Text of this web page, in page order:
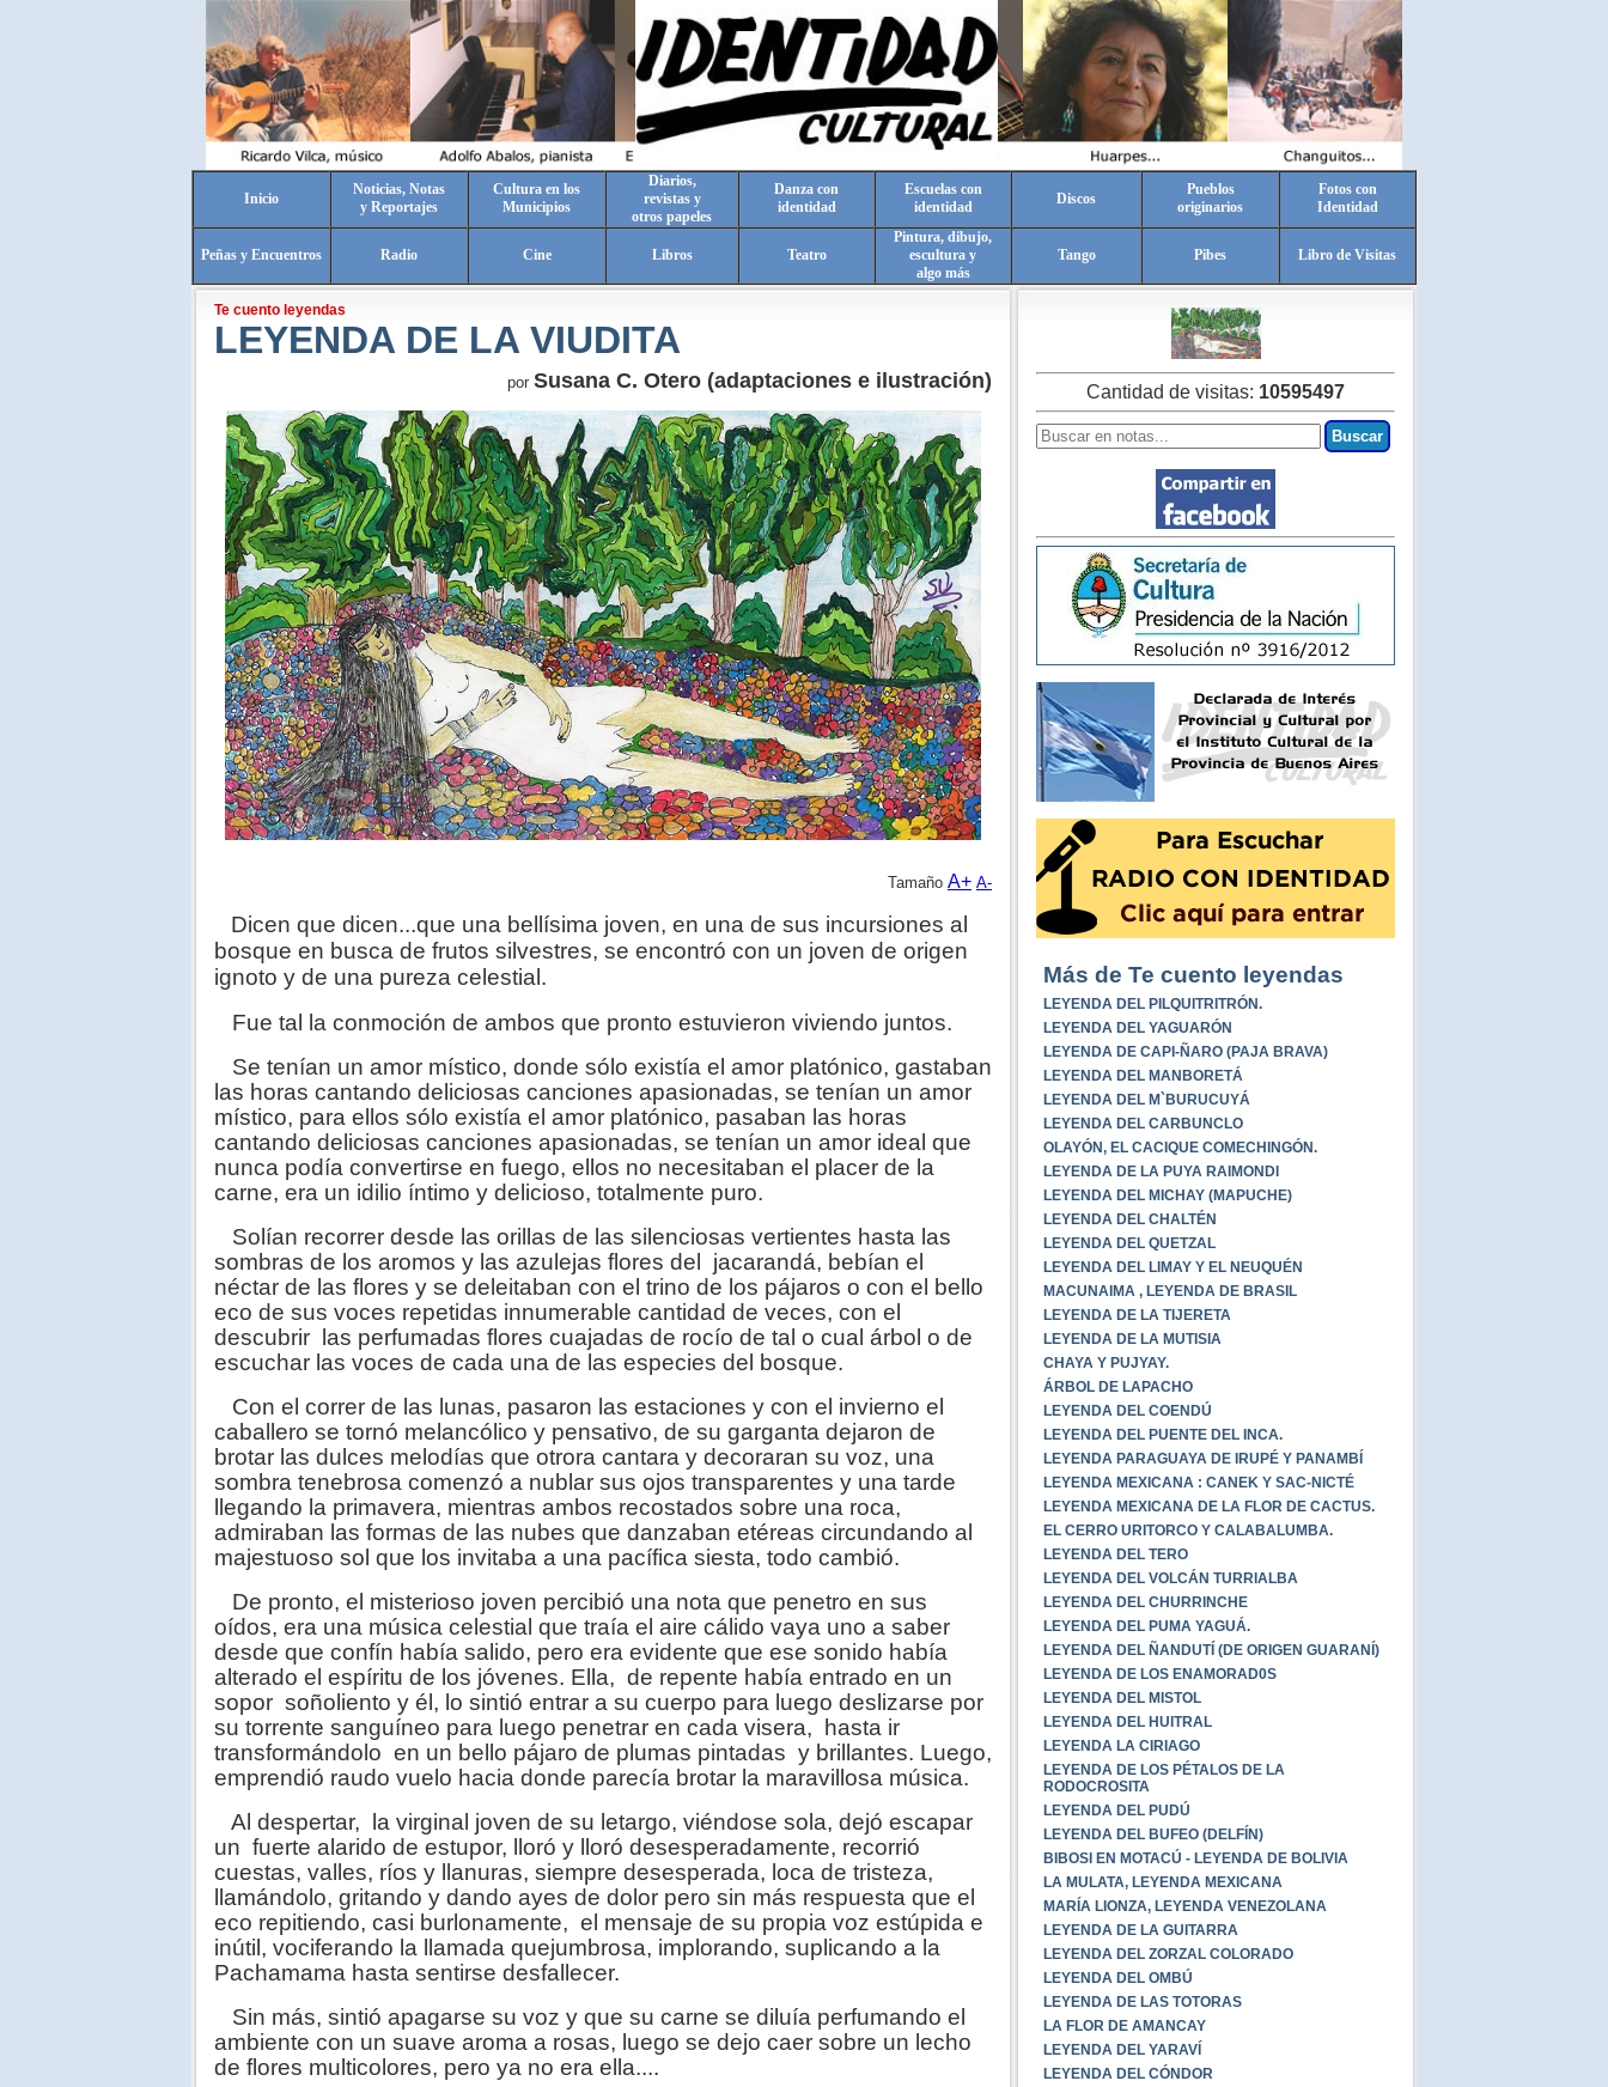
Inicio
Noticias, Notas
y Reportajes
Cultura en los
Municipios
Diarios,
revistas y
otros papeles
Danza con
identidad
Escuelas con
identidad
Discos
Pueblos
originarios
Fotos con
Identidad
Peñas y Encuentros Radio Cine Libros Teatro
Pintura, dibujo,
escultura y
algo más
Tango Pibes Libro de Visitas
Te cuento leyendas
LEYENDA DE LA VIUDITA
por Susana C. Otero (adaptaciones e ilustración)
Tamaño A+ A-
Dicen que dicen...que una bellísima joven, en una de sus incursiones al
bosque en busca de frutos silvestres, se encontró con un joven de origen
ignoto y de una pureza celestial.
Fue tal la conmoción de ambos que pronto estuvieron viviendo juntos.
Se tenían un amor místico, donde sólo existía el amor platónico, gastaban
las horas cantando deliciosas canciones apasionadas, se tenían un amor
místico, para ellos sólo existía el amor platónico, pasaban las horas
cantando deliciosas canciones apasionadas, se tenían un amor ideal que
nunca podía convertirse en fuego, ellos no necesitaban el placer de la
carne, era un idilio íntimo y delicioso, totalmente puro.
Solían recorrer desde las orillas de las silenciosas vertientes hasta las
sombras de los aromos y las azulejas flores del jacarandá, bebían el
néctar de las flores y se deleitaban con el trino de los pájaros o con el bello
eco de sus voces repetidas innumerable cantidad de veces, con el
descubrir las perfumadas flores cuajadas de rocío de tal o cual árbol o de
escuchar las voces de cada una de las especies del bosque.
Con el correr de las lunas, pasaron las estaciones y con el invierno el
caballero se tornó melancólico y pensativo, de su garganta dejaron de
brotar las dulces melodías que otrora cantara y decoraran su voz, una
sombra tenebrosa comenzó a nublar sus ojos transparentes y una tarde
llegando la primavera, mientras ambos recostados sobre una roca,
admiraban las formas de las nubes que danzaban etéreas circundando al
majestuoso sol que los invitaba a una pacífica siesta, todo cambió.
De pronto, el misterioso joven percibió una nota que penetro en sus
oídos, era una música celestial que traía el aire cálido vaya uno a saber
desde que confín había salido, pero era evidente que ese sonido había
alterado el espíritu de los jóvenes. Ella, de repente había entrado en un
sopor soñoliento y él, lo sintió entrar a su cuerpo para luego deslizarse por
su torrente sanguíneo para luego penetrar en cada visera, hasta ir
transformándolo en un bello pájaro de plumas pintadas y brillantes. Luego,
emprendió raudo vuelo hacia donde parecía brotar la maravillosa música.
Al despertar, la virginal joven de su letargo, viéndose sola, dejó escapar
un fuerte alarido de estupor, lloró y lloró desesperadamente, recorrió
cuestas, valles, ríos y llanuras, siempre desesperada, loca de tristeza,
llamándolo, gritando y dando ayes de dolor pero sin más respuesta que el
eco repitiendo, casi burlonamente, el mensaje de su propia voz estúpida e
inútil, vociferando la llamada quejumbrosa, implorando, suplicando a la
Pachamama hasta sentirse desfallecer.
Sin más, sintió apagarse su voz y que su carne se diluía perfumando el
ambiente con un suave aroma a rosas, luego se dejo caer sobre un lecho
de flores multicolores, pero ya no era ella....
Cantidad de visitas: 10595497
Más de Te cuento leyendas
LEYENDA DEL PILQUITRITRÓN.
LEYENDA DEL YAGUARÓN
LEYENDA DE CAPI-ÑARO (PAJA BRAVA)
LEYENDA DEL MANBORETÁ
LEYENDA DEL M`BURUCUYÁ
LEYENDA DEL CARBUNCLO
OLAYÓN, EL CACIQUE COMECHINGÓN.
LEYENDA DE LA PUYA RAIMONDI
LEYENDA DEL MICHAY (MAPUCHE)
LEYENDA DEL CHALTÉN
LEYENDA DEL QUETZAL
LEYENDA DEL LIMAY Y EL NEUQUÉN
MACUNAIMA , LEYENDA DE BRASIL
LEYENDA DE LA TIJERETA
LEYENDA DE LA MUTISIA
CHAYA Y PUJYAY.
ÁRBOL DE LAPACHO
LEYENDA DEL COENDÚ
LEYENDA DEL PUENTE DEL INCA.
LEYENDA PARAGUAYA DE IRUPÉ Y PANAMBÍ
LEYENDA MEXICANA : CANEK Y SAC-NICTÉ
LEYENDA MEXICANA DE LA FLOR DE CACTUS.
EL CERRO URITORCO Y CALABALUMBA.
LEYENDA DEL TERO
LEYENDA DEL VOLCÁN TURRIALBA
LEYENDA DEL CHURRINCHE
LEYENDA DEL PUMA YAGUÁ.
LEYENDA DEL ÑANDUTÍ (DE ORIGEN GUARANÍ)
LEYENDA DE LOS ENAMORAD0S
LEYENDA DEL MISTOL
LEYENDA DEL HUITRAL
LEYENDA LA CIRIAGO
LEYENDA DE LOS PÉTALOS DE LA
RODOCROSITA
LEYENDA DEL PUDÚ
LEYENDA DEL BUFEO (DELFÍN)
BIBOSI EN MOTACÚ - LEYENDA DE BOLIVIA
LA MULATA, LEYENDA MEXICANA
MARÍA LIONZA, LEYENDA VENEZOLANA
LEYENDA DE LA GUITARRA
LEYENDA DEL ZORZAL COLORADO
LEYENDA DEL OMBÚ
LEYENDA DE LAS TOTORAS
LA FLOR DE AMANCAY
LEYENDA DEL YARAVÍ
LEYENDA DEL CÓNDOR